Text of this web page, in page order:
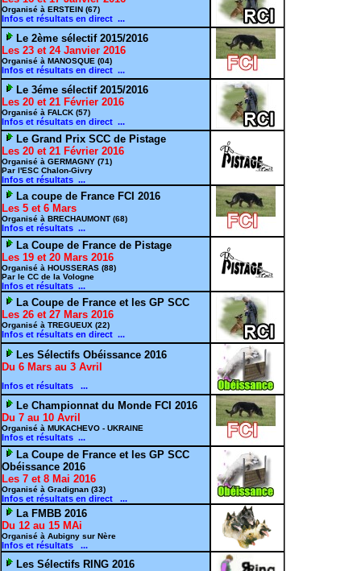
Organisé à ERSTEIN (67)
Infos et résultats en direct ...
Le 2ème sélectif 2015/2016
Les 23 et 24 Janvier 2016
Organisé à MANOSQUE (04)
Infos et résultats en direct ...
Le 3éme sélectif 2015/2016
Les 20 et 21 Février 2016
Organisé à FALCK (57)
Infos et résultats en direct ...
Le Grand Prix SCC de Pistage
Les 20 et 21 Février 2016
Organisé à GERMAGNY (71)
Par l'ESC Chalon-Givry
Infos et résultats ...
La coupe de France FCI 2016
Les 5 et 6 Mars
Organisé à BRECHAUMONT (68)
Infos et résultats ...
La Coupe de France de Pistage
Les 19 et 20 Mars 2016
Organisé à HOUSSERAS (88)
Par le CC de la Vologne
Infos et résultats ...
La Coupe de France et les GP SCC
Les 26 et 27 Mars 2016
Organisé à TREGUEUX (22)
Infos et résultats en direct ...
Les Sélectifs Obéissance 2016
Du 6 Mars au 3 Avril
Infos et résultats ...
Le Championnat du Monde FCI 2016
Du 7 au 10 Avril
Organisé à MUKACHEVO - UKRAINE
Infos et résultats ...
La Coupe de France et les GP SCC
Obéissance 2016
Les 7 et 8 Mai 2016
Organisé à Gradignan (33)
Infos et résultats en direct ...
La FMBB 2016
Du 12 au 15 MAi
Organisé à Aubigny sur Nère
Infos et résultats ...
Les Sélectifs RING 2016